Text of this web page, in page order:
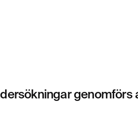
genomförs